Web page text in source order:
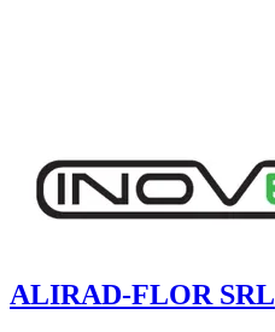
ALIRAD-FLOR SRL